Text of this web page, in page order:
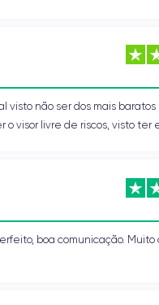
visto não ser dos mais
visor livre de riscos, visto ter
boa comunicação. Muito